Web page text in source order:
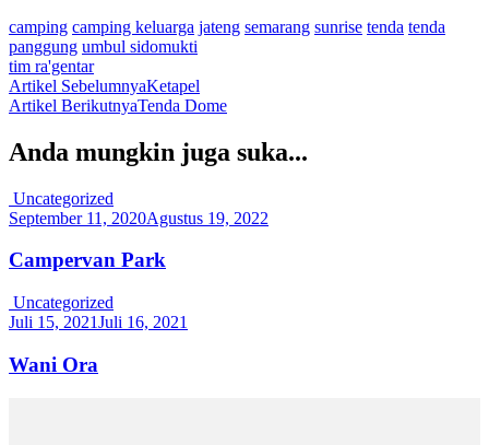
camping camping keluarga jateng semarang sunrise tenda tenda
panggung umbul sidomukti
tim ra'gentar
Navigasi
Artikel
Artikel SebelumnyaKetapel
Artikel BerikutnyaTenda Dome
Anda mungkin juga suka...
Uncategorized
September 11, 2020Agustus 19, 2022
Campervan Park
Uncategorized
Juli 15, 2021Juli 16, 2021
Wani Ora